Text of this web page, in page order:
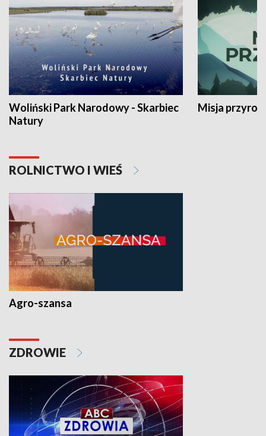
Woliński Park Narodowy - Skarbiec
Natury
Misja
ROLNICTWO I WIEŚ
Agro-szansa
ZDROWIE